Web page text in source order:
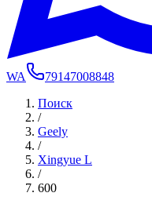
WA
79147008848
Поиск
/
Geely
/
Xingyue L
/
600